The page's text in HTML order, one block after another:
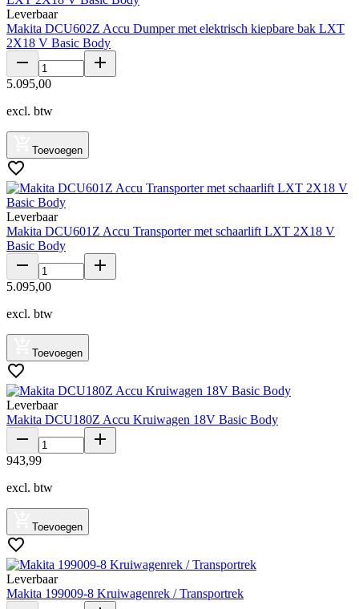
Leverbaar
Makita DCU602Z Accu Dumper met elektrisch kiepbare bak LXT
2X18 V Basic Body
5.095,00
excl. btw
Toevoegen
Leverbaar
Makita DCU601Z Accu Transporter met schaarlift LXT 2X18 V
Basic Body
5.095,00
excl. btw
Toevoegen
Leverbaar
Makita DCU180Z Accu Kruiwagen 18V Basic Body
943,99
excl. btw
Toevoegen
Leverbaar
Makita 199009-8 Kruiwagenrek / Transportrek